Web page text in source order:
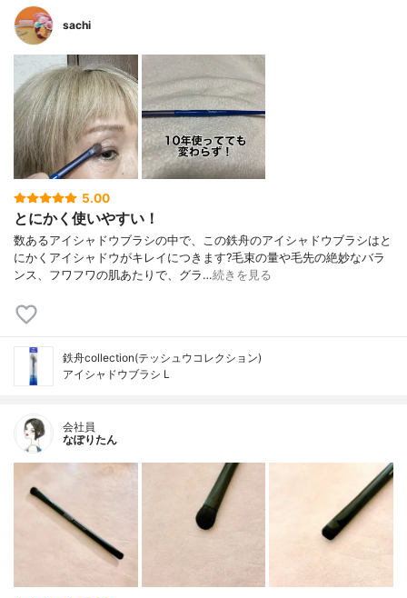
sachi
5.00
とにかく使いやすい！
数あるアイシャドウブラシの中で、この鉄舟のアイシャドウブラシはと
にかくアイシャドウがキレイにつきます?毛束の量や毛先の絶妙なバラ
ンス、フワフワの肌あたりで、グラ…続きを見る
鉄舟collection(テッシュウコレクション)
アイシャドウブラシ L
会社員
なぽりたん